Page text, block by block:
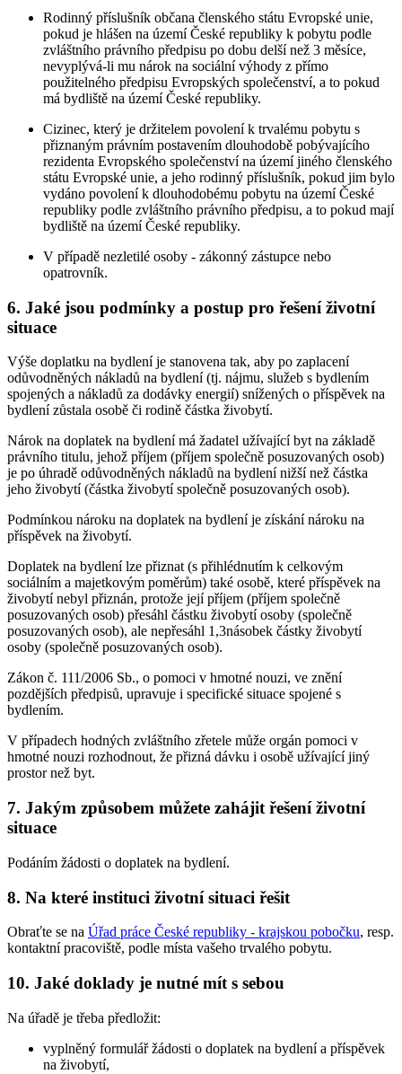
Rodinný příslušník občana členského státu Evropské unie,
pokud je hlášen na území České republiky k pobytu podle
zvláštního právního předpisu po dobu delší než 3 měsíce,
nevyplývá-li mu nárok na sociální výhody z přímo
použitelného předpisu Evropských společenství, a to pokud
má bydliště na území České republiky.
Cizinec, který je držitelem povolení k trvalému pobytu s
přiznaným právním postavením dlouhodobě pobývajícího
rezidenta Evropského společenství na území jiného členského
státu Evropské unie, a jeho rodinný příslušník, pokud jim bylo
vydáno povolení k dlouhodobému pobytu na území České
republiky podle zvláštního právního předpisu, a to pokud mají
bydliště na území České republiky.
V případě nezletilé osoby - zákonný zástupce nebo
opatrovník.
6. Jaké jsou podmínky a postup pro řešení životní
situace
Výše doplatku na bydlení je stanovena tak, aby po zaplacení
odůvodněných nákladů na bydlení (tj. nájmu, služeb s bydlením
spojených a nákladů za dodávky energií) snížených o příspěvek na
bydlení zůstala osobě či rodině částka živobytí.
Nárok na doplatek na bydlení má žadatel užívající byt na základě
právního titulu, jehož příjem (příjem společně posuzovaných osob)
je po úhradě odůvodněných nákladů na bydlení nižší než částka
jeho živobytí (částka živobytí společně posuzovaných osob).
Podmínkou nároku na doplatek na bydlení je získání nároku na
příspěvek na živobytí.
Doplatek na bydlení lze přiznat (s přihlédnutím k celkovým
sociálním a majetkovým poměrům) také osobě, které příspěvek na
živobytí nebyl přiznán, protože její příjem (příjem společně
posuzovaných osob) přesáhl částku živobytí osoby (společně
posuzovaných osob), ale nepřesáhl 1,3násobek částky živobytí
osoby (společně posuzovaných osob).
Zákon č. 111/2006 Sb., o pomoci v hmotné nouzi, ve znění
pozdějších předpisů, upravuje i specifické situace spojené s
bydlením.
V případech hodných zvláštního zřetele může orgán pomoci v
hmotné nouzi rozhodnout, že přizná dávku i osobě užívající jiný
prostor než byt.
7. Jakým způsobem můžete zahájit řešení životní
situace
Podáním žádosti o doplatek na bydlení.
8. Na které instituci životní situaci řešit
Obraťte se na Úřad práce České republiky - krajskou pobočku, resp.
kontaktní pracoviště, podle místa vašeho trvalého pobytu.
10. Jaké doklady je nutné mít s sebou
Na úřadě je třeba předložit:
vyplněný formulář žádosti o doplatek na bydlení a příspěvek
na živobytí,